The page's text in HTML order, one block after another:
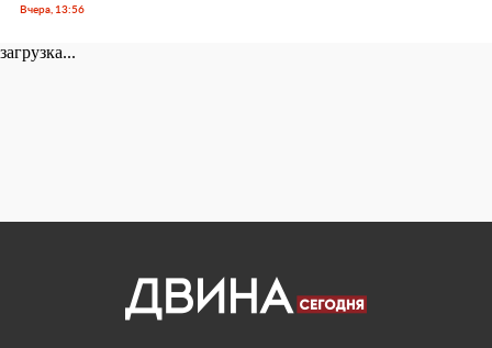
Вчера, 13:56
загрузка...